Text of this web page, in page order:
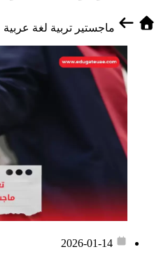
ماجستير تربية لغة عربية
2026-01-14